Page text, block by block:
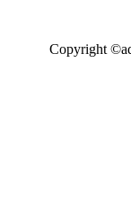
Copyright